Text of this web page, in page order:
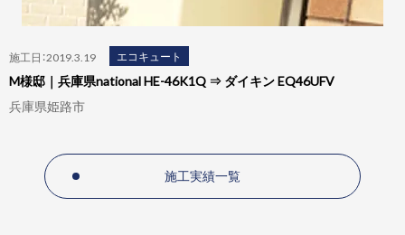
施工日：2019.3.19 エコキュート
M様邸｜兵庫県national HE-46K1Q ⇒ ダイキン EQ46UFV
兵庫県姫路市
施工実績一覧